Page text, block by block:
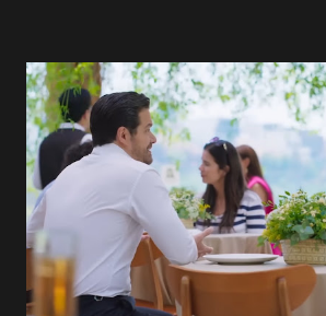
permanecer virgem até encontrar o
ama, o que não é fácil, já que dedica
se aprimorar, trabalhando, estudando e
ser a primeira mulher da família a
universidade. Ela tem uma personalidade
muito madura para a idade,
empática. Detesta injustiças e é uma
teimosa e muito persistente quando